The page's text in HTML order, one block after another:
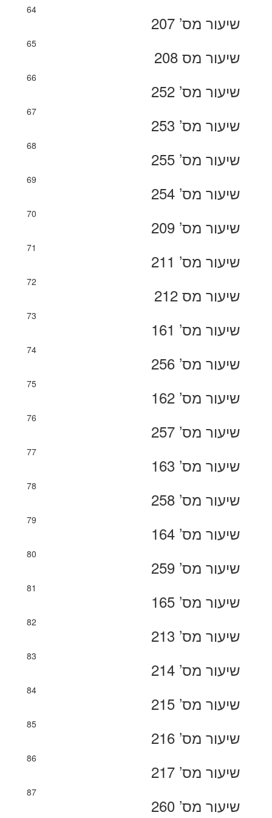
64
שיעור מס’ 207
65
שיעור מס 208
66
שיעור מס’ 252
67
שיעור מס’ 253
68
שיעור מס’ 255
69
שיעור מס’ 254
70
שיעור מס’ 209
71
שיעור מס’ 211
72
שיעור מס 212
73
שיעור מס’ 161
74
שיעור מס’ 256
75
שיעור מס’ 162
76
שיעור מס’ 257
77
שיעור מס’ 163
78
שיעור מס’ 258
79
שיעור מס’ 164
80
שיעור מס’ 259
81
שיעור מס’ 165
82
שיעור מס’ 213
83
שיעור מס’ 214
84
שיעור מס’ 215
85
שיעור מס’ 216
86
שיעור מס’ 217
87
שיעור מס’ 260